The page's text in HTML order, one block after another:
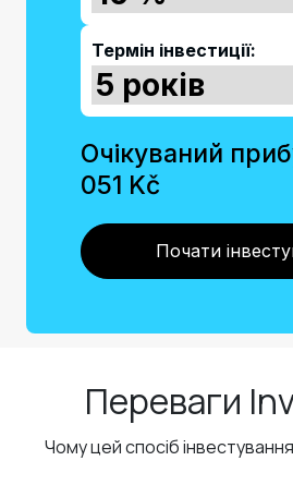
Термін інвестиції:
Очікуваний
051 Kč
Почати
Переваги
Чому цей спосіб